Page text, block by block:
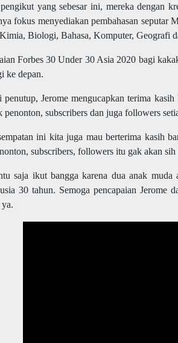
yang sebesar ini, mereka dengan
fokus menyediakan pembahasan seputar
Biologi, Bahasa, Komputer, Geografi
Forbes 30 Under 30 Asia 2020 bagi
ke depan.
penutup, Jerome mengucapkan terima
penonton, subscribers dan juga followers
ini kita juga mau berterima kasih
subscribers, followers itu gak akan
saja ikut bangga karena dua anak muda
30 tahun. Semoga pencapaian Jerome